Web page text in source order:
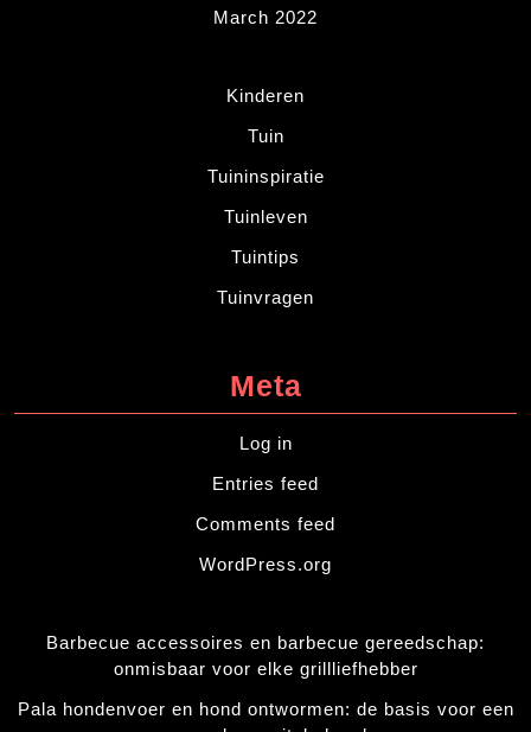
March 2022
Kinderen
Tuin
Tuininspiratie
Tuinleven
Tuintips
Tuinvragen
Meta
Log in
Entries feed
Comments feed
WordPress.org
Barbecue accessoires en barbecue gereedschap:
onmisbaar voor elke grillliefhebber
Pala hondenvoer en hond ontwormen: de basis voor een